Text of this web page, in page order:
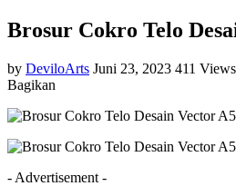
Brosur Cokro Telo
by DeviloArts Juni 23, 2023 411 Views
Bagikan
- Advertisement -